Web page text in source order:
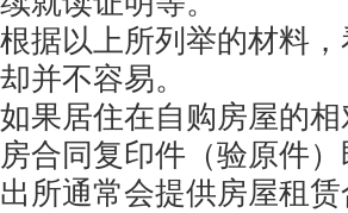
根据以上所列举的材料
却并不容易。
如果居住在自购房屋的
房合同复印件（验原件
出所通常会提供房屋租